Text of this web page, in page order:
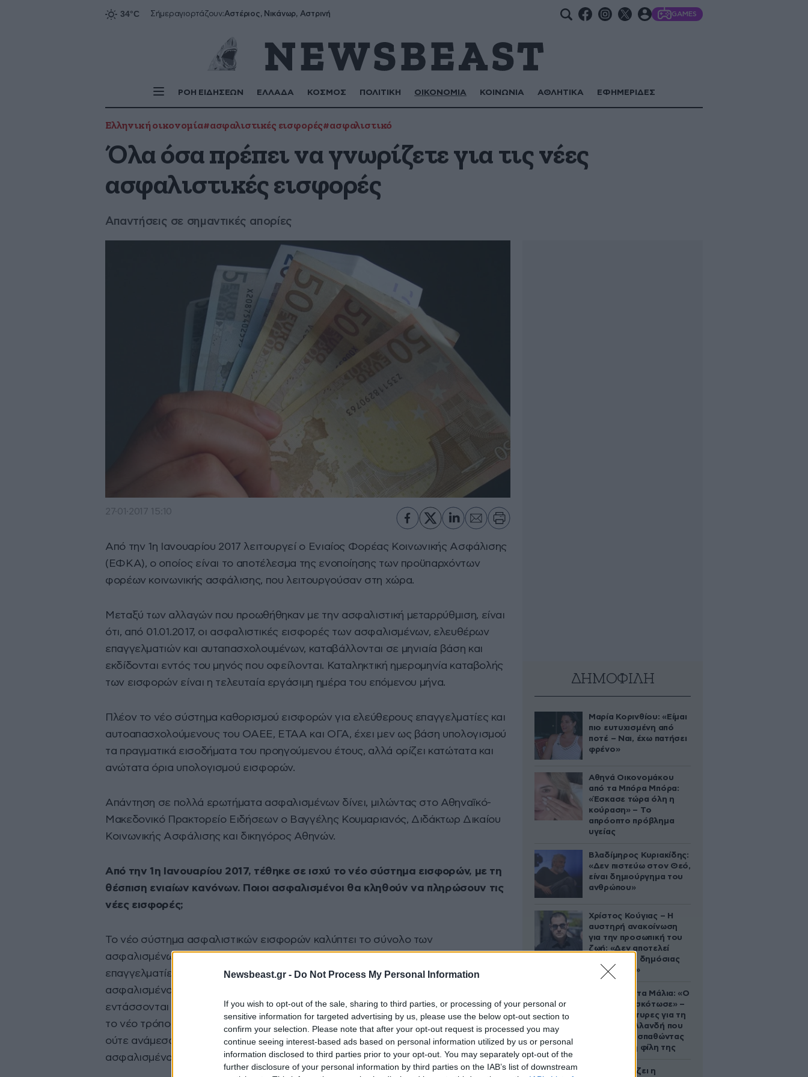
Newsbeast.gr - Do Not Process My Personal Information
If you wish to opt-out of the sale, sharing to third parties, or processing of your personal or
sensitive information for targeted advertising by us, please use the below opt-out section to
confirm your selection. Please note that after your opt-out request is processed you may
continue seeing interest-based ads based on personal information utilized by us or personal
information disclosed to third parties prior to your opt-out. You may separately opt-out of the
further disclosure of your personal information by third parties on the IAB’s list of downstream
Σήμεραγιορτάζουν:Αστέριος, Νικάνωρ, Αστρινή GAMES
ΡΟΗ ΕΙΔΗΣΕΩΝ ΕΛΛΑΔΑ ΚΟΣΜΟΣ ΠΟΛΙΤΙΚΗ ΟΙΚΟΝΟΜΙΑ ΚΟΙΝΩΝΙΑ ΑΘΛΗΤΙΚΑ ΕΦΗΜΕΡΙΔΕΣ
Ελληνική οικονομία#ασφαλιστικές εισφορές#ασφαλιστικό
Όλα όσα πρέπει να γνωρίζετε για τις νέες
ασφαλιστικές εισφορές
Απαντήσεις σε σημαντικές απορίες
27·01·2017 15:10
Από την 1η Ιανουαρίου 2017 λειτουργεί ο Ενιαίος Φορέας Κοινωνικής Ασφάλισης
(ΕΦΚΑ), ο οποίος είναι το αποτέλεσμα της ενοποίησης των προϋπαρχόντων
φορέων κοινωνικής ασφάλισης, που λειτουργούσαν στη χώρα.
Μεταξύ των αλλαγών που προωθήθηκαν με την ασφαλιστική μεταρρύθμιση, είναι
ότι, από 01.01.2017, οι ασφαλιστικές εισφορές των ασφαλισμένων, ελευθέρων
επαγγελματιών και αυταπασχολουμένων, καταβάλλονται σε μηνιαία βάση και
εκδίδονται εντός του μηνός που οφείλονται. Καταληκτική ημερομηνία καταβολής
των εισφορών είναι η τελευταία εργάσιμη ημέρα του επόμενου μήνα.
Πλέον το νέο σύστημα καθορισμού εισφορών για ελεύθερους επαγγελματίες και
αυτοαπασχολούμενους του ΟΑΕΕ, ΕΤΑΑ και ΟΓΑ, έχει μεν ως βάση υπολογισμού
τα πραγματικά εισοδήματα του προηγούμενου έτους, αλλά ορίζει κατώτατα και
ανώτατα όρια υπολογισμού εισφορών.
Απάντηση σε πολλά ερωτήματα ασφαλισμένων δίνει, μιλώντας στο Αθηναϊκό-
Μακεδονικό Πρακτορείο Ειδήσεων ο Βαγγέλης Κουμαριανός, Διδάκτωρ Δικαίου
Κοινωνικής Ασφάλισης και δικηγόρος Αθηνών.
Από την 1η Ιανουαρίου 2017, τέθηκε σε ισχύ το νέο σύστημα εισφορών, με τη
θέσπιση ενιαίων κανόνων. Ποιοι ασφαλισμένοι θα κληθούν να πληρώσουν τις
νέες εισφορές;
Το νέο σύστημα ασφαλιστικών εισφορών καλύπτει το σύνολο των
ασφαλισμένων είτε πρόκειται για μισθωτούς είτε πρόκειται για ελεύθερους
επαγγελματίες, αυτοαπασχολούμενους ή αγρότες. Αφορά, δηλαδή, όλους τους
ασφαλισμένους φορέων κύριας ασφάλισης, οι οποίοι ενοποιούνται και
εντάσσονται στο νεοσύστατο Ενιαίο Φορέα Κοινωνικής Ασφάλισης (ΕΦΚΑ). Με
το νέο τρόπο υπολογισμού ασφαλιστικών εισφορών δεν υπάρχει διαφοροποίηση
ούτε ανάμεσα σε «παλαιούς» και «νέους» ασφαλισμένους, δηλαδή σε
ασφαλισμένους, για πρώτη φορά, πριν ή μετά την 01/01/1993.
ΔΗΜΟΦΙΛΗ
Μαρία Κορινθίου: «Είμαι
πιο ευτυχισμένη από
ποτέ – Ναι, έχω πατήσει
φρένο»
Αθηνά Οικονομάκου
από τα Μπόρα Μπόρα:
«Έσκασε τώρα όλη η
κούραση» – Το
απρόοπτο πρόβλημα
υγείας
Βλαδίμηρος Κυριακίδης:
«Δεν πιστεύω στον Θεό,
είναι δημιούργημα του
ανθρώπου»
Χρίστος Κούγιας – Η
αυστηρή ανακοίνωση
για την προσωπική του
ζωή: «Δεν αποτελεί
αντικείμενο δημόσιας
συζήτησης»
Τραγωδία στα Μάλια: «Ο
πανικός τη σκότωσε» –
Τι λένε μάρτυρες για τη
42χρονη Ολλανδή που
πνίγηκε προσπαθώντας
να σώσει τη φίλη της
Πώς σχεδιάζει η